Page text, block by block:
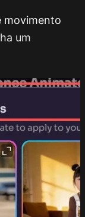
movimento
um